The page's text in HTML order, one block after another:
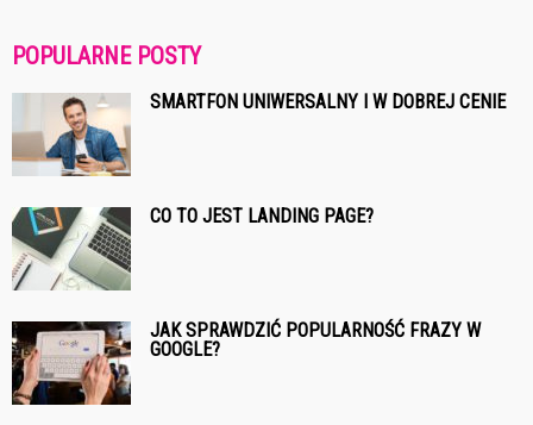
POPULARNE POSTY
SMARTFON UNIWERSALNY I W DOBREJ CENIE
CO TO JEST LANDING PAGE?
JAK SPRAWDZIĆ POPULARNOŚĆ FRAZY W
GOOGLE?